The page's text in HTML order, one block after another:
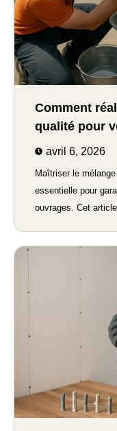
Comment
qualité pour
avril 6, 2026
Maîtriser le
essentielle pour
ouvrages. Cet